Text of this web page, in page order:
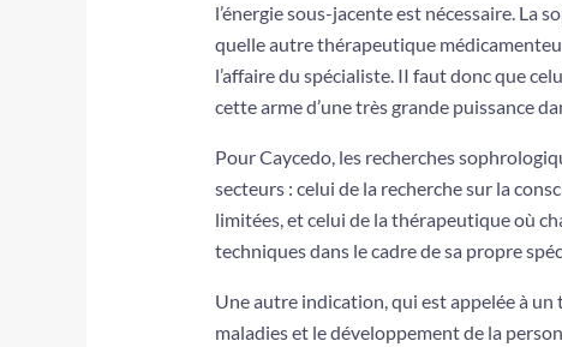
l’énergie sous-jacente est nécessaire. La
quelle autre thérapeutique
l’affaire du spécialiste. II faut donc que
cette arme d’une très grande puissance
Pour Caycedo, les recherches
secteurs : celui de la recherche sur la
limitées, et celui de la thérapeutique où
techniques dans le cadre de sa propre
Une autre indication, qui est appelée à
maladies et le développement de la